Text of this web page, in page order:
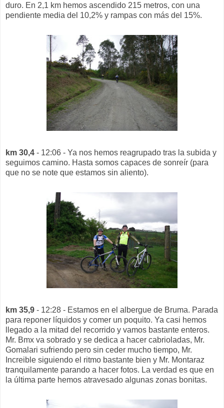
duro. En 2,1 km hemos ascendido 215 metros, con una
pendiente media del 10,2% y rampas con más del 15%.
km 30,4 - 12:06 - Ya nos hemos reagrupado tras la subida y
seguimos camino. Hasta somos capaces de sonreír (para
que no se note que estamos sin aliento).
km 35,9 - 12:28 - Estamos en el albergue de Bruma. Parada
para reponer líquidos y comer un poquito. Ya casi hemos
llegado a la mitad del recorrido y vamos bastante enteros.
Mr. Bmx va sobrado y se dedica a hacer cabrioladas, Mr.
Gomalari sufriendo pero sin ceder mucho tiempo, Mr.
Increible siguiendo el ritmo bastante bien y Mr. Montaraz
tranquilamente parando a hacer fotos. La verdad es que en
la última parte hemos atravesado algunas zonas bonitas.